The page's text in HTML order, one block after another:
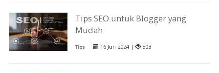
Tips SEO untuk Blogger yang
Mudah
Tips 16 Jun 2024 | 503